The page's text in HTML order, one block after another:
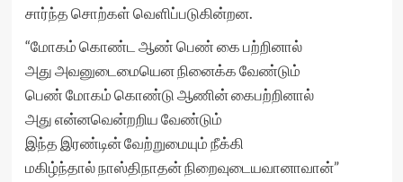
சார்ந்த சொற்கள் வெளிப்படுகின்றன.
“மோகம் கொண்ட ஆண் பெண் கை பற்றினால்
அது அவனுடைமையென நினைக்க வேண்டும்
பெண் மோகம் கொண்டு ஆணின் கைபற்றினால்
அது என்னவென்றறிய வேண்டும்
இந்த இரண்டின் வேற்றுமையும் நீக்கி
மகிழ்ந்தால் நாஸ்திநாதன் நிறைவுடையவானாவான்”